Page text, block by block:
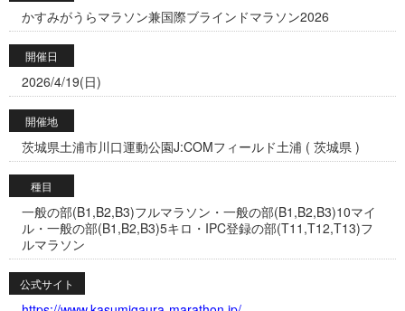
かすみがうらマラソン兼国際ブラインドマラソン2026
開催日
2026/4/19(日)
開催地
茨城県土浦市川口運動公園J:COMフィールド土浦 ( 茨城県 )
種目
一般の部(B1,B2,B3)フルマラソン・一般の部(B1,B2,B3)10マイ
ル・一般の部(B1,B2,B3)5キロ・IPC登録の部(T11,T12,T13)フ
ルマラソン
公式サイト